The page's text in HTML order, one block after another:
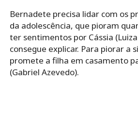
Bernadete precisa lidar com os
da adolescência, que pioram
ter sentimentos por Cássia
consegue explicar. Para piorar a
promete a filha em casamento
(Gabriel Azevedo).